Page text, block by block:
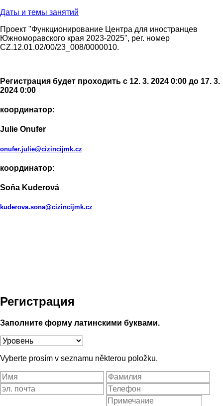
Даты и темы занятий
Проект "Функционирование Центра для иностранцев
Южноморавского края 2023-2025", рег. номер
CZ.12.01.02/00/23_008/0000010.
Регистрация будет проходить с 12. 3. 2024 0:00 до 17. 3.
2024 0:00
координатор:
Julie Onufer
onufer.julie@cizincijmk.cz
координатор:
Soňa Kuderová
kuderova.sona@cizincijmk.cz
Регистрация
Заполните форму латинскими буквами.
Vyberte prosím v seznamu některou položku.